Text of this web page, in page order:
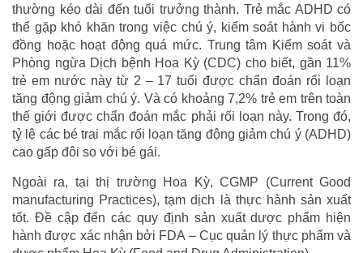
thường kéo dài đến tuổi trưởng thành. Trẻ mắc ADHD có
thể gặp khó khăn trong việc chú ý, kiểm soát hành vi bốc
đồng hoặc hoạt động quá mức. Trung tâm Kiểm soát và
Phòng ngừa Dịch bệnh Hoa Kỳ (CDC) cho biết, gần 11%
trẻ em nước này từ 2 – 17 tuổi được chẩn đoán rối loạn
tăng động giảm chú ý. Và có khoảng 7,2% trẻ em trên toàn
thế giới được chẩn đoán mắc phải rối loạn này. Trong đó,
tỷ lệ các bé trai mắc rối loạn tăng động giảm chú ý (ADHD)
cao gấp đôi so với bé gái.
Ngoài ra, tại thị trường Hoa Kỳ, CGMP (Current Good
manufacturing Practices), tạm dịch là thực hành sản xuất
tốt. Đề cập đến các quy định sản xuất dược phẩm hiện
hành được xác nhận bởi FDA – Cục quản lý thực phẩm và